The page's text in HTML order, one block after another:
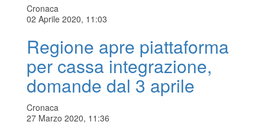
Cronaca
02 Aprile 2020, 11:03
Regione apre piattaforma
per cassa integrazione,
domande dal 3 aprile
Cronaca
27 Marzo 2020, 11:36